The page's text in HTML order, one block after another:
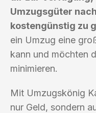
Umzugsgüter
kostengünstig zu
ein Umzug eine
kann und möchten
minimieren.
Mit Umzugskönig
nur Geld, sondern